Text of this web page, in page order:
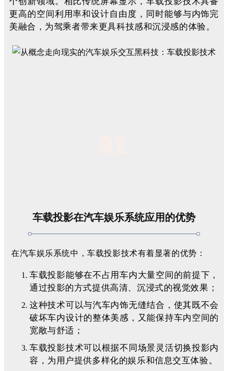
更高的空间利用率和设计自由度，同时能够与内饰完
美融合，为驾乘者带来更具科技感和沉浸感的体验。
车载投影在汽车娱乐系统应用的优势
在汽车娱乐系统中，车载投影技术有着显著的优势：
车载投影能够在不占用车内大量空间的前提下，
通过投影的方式提供高清、沉浸式的视觉效果；
这种技术可以与汽车内饰无缝结合，使其既不会
破坏车内设计的整体美感，又能保持车内空间的
宽敞与舒适；
车载投影技术可以根据不同场景灵活切换投影内
容，为用户提供多样化的娱乐和信息交互体验。